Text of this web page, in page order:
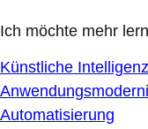
Ich möchte mehr
Künstliche Intelligenz
Automatisierung